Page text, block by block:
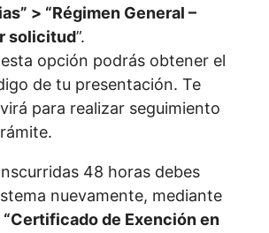
> “Régimen General –
solicitud”.
opción podrás obtener el
de tu presentación. Te
para realizar seguimiento
48 horas debes
nuevamente, mediante
“Certificado de Exención en